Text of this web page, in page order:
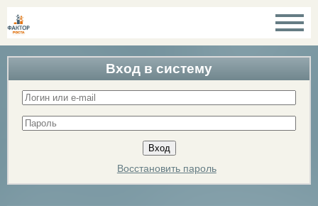
Вход в систему
Восстановить пароль